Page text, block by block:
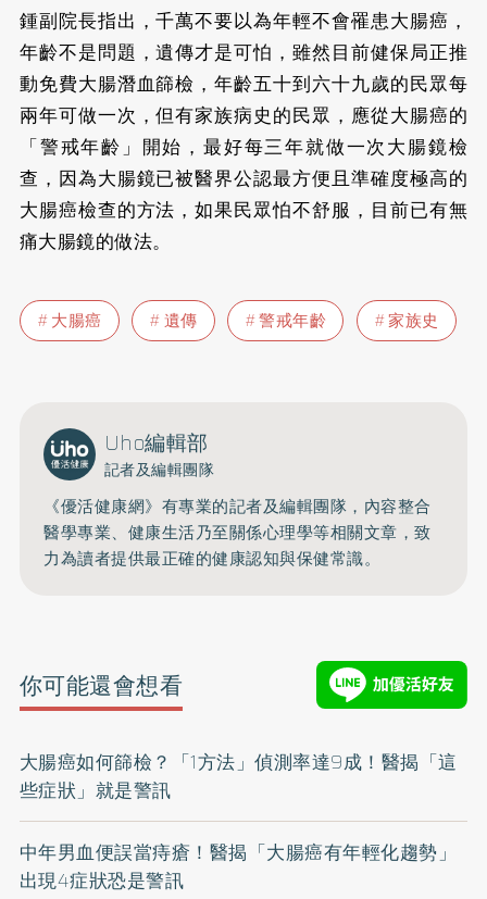
鍾副院長指出，千萬不要以為年輕不會罹患大腸癌，
年齡不是問題，遺傳才是可怕，雖然目前健保局正推
動免費大腸潛血篩檢，年齡五十到六十九歲的民眾每
兩年可做一次，但有家族病史的民眾，應從大腸癌的
「警戒年齡」開始，最好每三年就做一次大腸鏡檢
查，因為大腸鏡已被醫界公認最方便且準確度極高的
大腸癌檢查的方法，如果民眾怕不舒服，目前已有無
痛大腸鏡的做法。
大腸癌 遺傳 警戒年齡 家族史
Uho編輯部
記者及編輯團隊
《優活健康網》有專業的記者及編輯團隊，內容整合
醫學專業、健康生活乃至關係心理學等相關文章，致
力為讀者提供最正確的健康認知與保健常識。
你可能還會想看
大腸癌如何篩檢？「1方法」偵測率達9成！醫揭「這
些症狀」就是警訊
中年男血便誤當痔瘡！醫揭「大腸癌有年輕化趨勢」
出現4症狀恐是警訊